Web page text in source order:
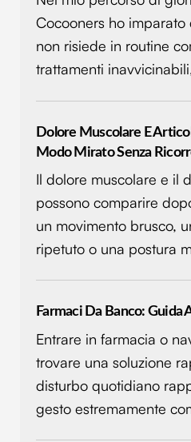
informazioni sul modo in cui
nostri partner che si
pubblicità e social media, i
con altre informazioni che hai
Cocooners ho imparato
non risiede in routine
trattamenti
Dolore Muscolare E
Modo Mirato Senza
Il dolore muscolare e il
possono comparire
un movimento brusco,
ripetuto o una postura
Farmaci Da Banco: Guida
Entrare in farmacia o
trovare una soluzione
disturbo quotidiano
gesto estremamente